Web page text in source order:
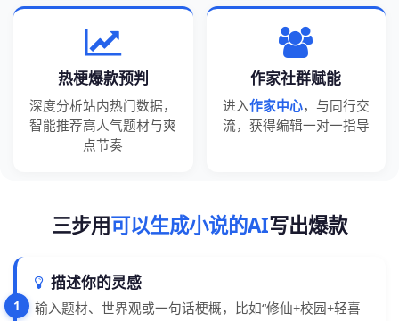
热梗爆款预判
深度分析站内热门数据，
智能推荐高人气题材与爽
点节奏
作家社群赋能
进入作家中心，与同行交
流，获得编辑一对一指导
三步用可以生成小说的AI写出爆款
1
描述你的灵感
输入题材、世界观或一句话梗概，比如“修仙+校园+轻喜